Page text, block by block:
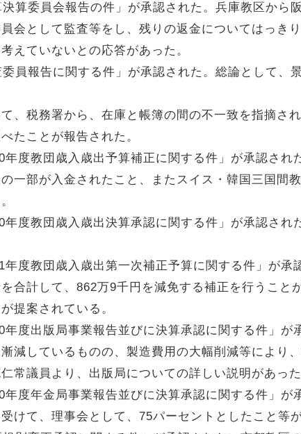
算委員会報告の件」が承認された。兵庫教区から
会として監査等をし、残りの返金についてはっき
えていないとの応答があった。
員報告に関する件」が承認された。総論として、
、税務署から、在庫と帳簿の間の不一致を指摘さ
たことが報告された。
年度教団歳入歳出予算補正に関する件」が承認さ
一部が入金されたこと、またスイス・韓国三国間
年度教団歳入歳出決算承認に関する件」が承認さ
年度教団歳入歳出第一次補正予算に関する件」が
合計して、862万9千円を減免する補正を行うこと
提案されている。
年度出版局事業報告並びに決算承認に関する件」
減しているものの、製造費用の大幅削減等により
常議員より、出版局についての詳しい説明があった
年度年金局事業報告並びに決算承認に関する件」
けて、理事会として、75パーセントとしたこと等